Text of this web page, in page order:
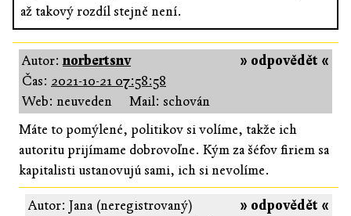
až takový rozdíl stejně není.
» odpovědět «
Autor:norbertsnv
Čas: 2021-10-21 07:58:58
Web: neuveden
Mail: schován
Máte to pomýlené, politikov si volíme, takže ich
autoritu prijímame dobrovoľne. Kým za šéfov firiem sa
kapitalisti ustanovujú sami, ich si nevolíme.
» odpovědět «
Autor: Jana (neregistrovaný)